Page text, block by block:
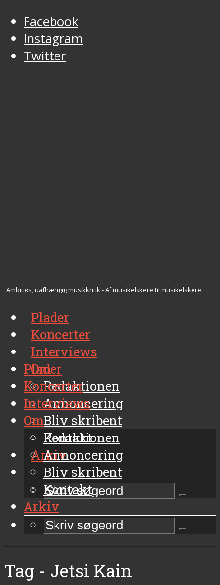
Facebook
Instagram
Twitter
Ambitiøs, uafhængig musikkritik - Af musikelskere til musikelskere
Plader
Koncerter
Interviews
Om
Redaktionen
Annoncering
Bliv skribent
Kontakt
Arkiv
Plader
Koncerter
Interviews
Om
Redaktionen
Annoncering
Bliv skribent
Kontakt
Arkiv
Tag - Jetsi Kain